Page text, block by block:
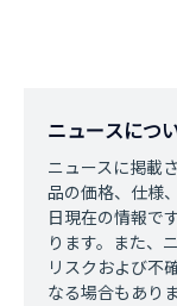
ニュースにつ
ニュースに掲載
品の価格、仕様
日現在の情報で
ります。また、
リスクおよび不
なる場合もあり